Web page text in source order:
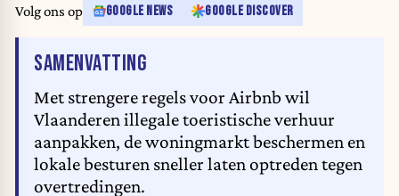
Volg ons op GOOGLE NEWS GOOGLE DISCOVER
SAMENVATTING
Met strengere regels voor Airbnb wil
Vlaanderen illegale toeristische verhuur
aanpakken, de woningmarkt beschermen en
lokale besturen sneller laten optreden tegen
overtredingen.